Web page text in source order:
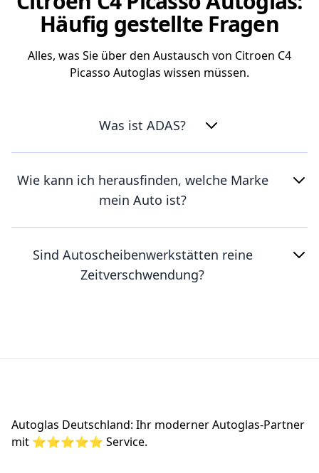
Häufig gestellte Fragen
Alles, was Sie über den Austausch von Citroen C4
Picasso Autoglas wissen müssen.
Was ist ADAS?
Wie kann ich herausfinden, welche Marke
mein Auto ist?
Sind Autoscheibenwerkstätten reine
Zeitverschwendung?
Autoglas Deutschland: Ihr moderner Autoglas-Partner
mit ⭐⭐⭐⭐⭐ Service.